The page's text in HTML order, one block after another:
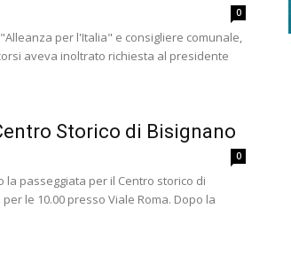
0
per l'Italia" e consigliere comunale,
aveva inoltrato richiesta al presidente
Storico di Bisignano
0
la passeggiata per il Centro storico di
le 10.00 presso Viale Roma. Dopo la